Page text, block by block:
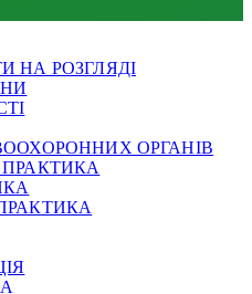
НА РОЗГЛЯДІ
ОРГАНІВ